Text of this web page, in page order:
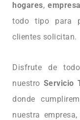
hogares,
todo tipo para
clientes solicitan.
Disfrute de
nuestro Servicio
donde
nuestra